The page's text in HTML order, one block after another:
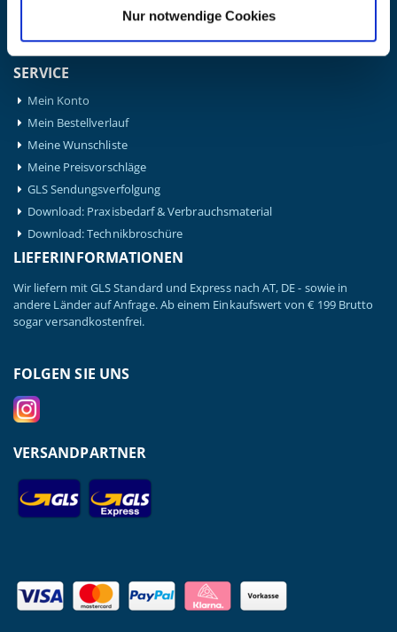
Nur notwendige Cookies
SERVICE
Mein Konto
Mein Bestellverlauf
Meine Wunschliste
Meine Preisvorschläge
GLS Sendungsverfolgung
Download: Praxisbedarf & Verbrauchsmaterial
Download: Technikbroschüre
LIEFERINFORMATIONEN
Wir liefern mit GLS Standard und Express nach AT, DE - sowie in
andere Länder auf Anfrage. Ab einem Einkaufswert von € 199 Brutto
sogar versandkostenfrei.
FOLGEN SIE UNS
VERSANDPARTNER